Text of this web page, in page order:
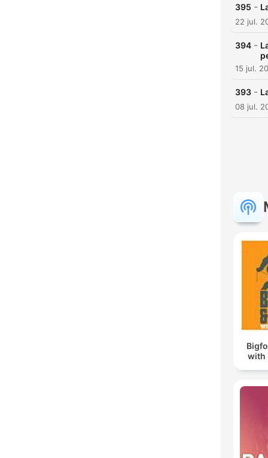
395 -
22 jul.
394 -
15 jul.
393 -
08 jul.
with